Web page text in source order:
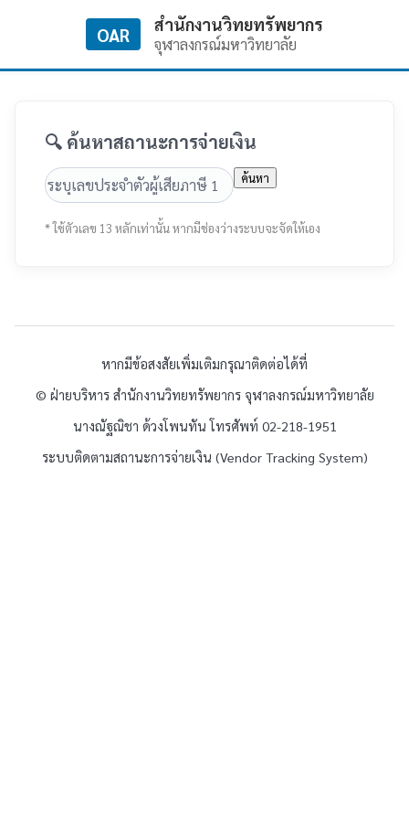
OAR สำนักงานวิทยทรัพยากร
จุฬาลงกรณ์มหาวิทยาลัย
🔍 ค้นหาสถานะการจ่ายเงิน
ค้นหา
* ใช้ตัวเลข 13 หลักเท่านั้น หากมีช่องว่างระบบจะจัดให้เอง
หากมีข้อสงสัยเพิ่มเติมกรุณาติดต่อได้ที่
© ฝ่ายบริหาร สำนักงานวิทยทรัพยากร จุฬาลงกรณ์มหาวิทยาลัย
นางณัฐณิชา ด้วงโพนทัน โทรศัพท์ 02-218-1951
ระบบติดตามสถานะการจ่ายเงิน (Vendor Tracking System)